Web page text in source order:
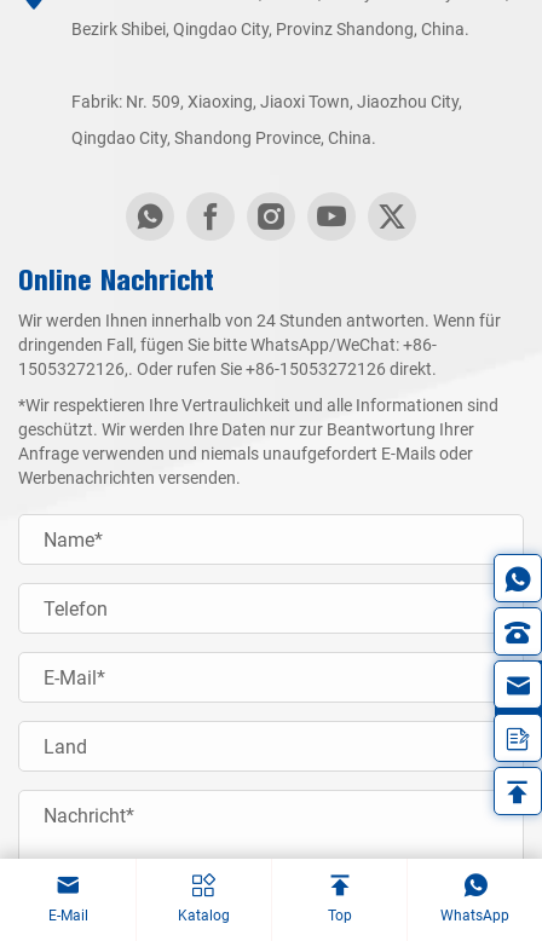
Bezirk Shibei, Qingdao City, Provinz Shandong, China.
Fabrik: Nr. 509, Xiaoxing, Jiaoxi Town, Jiaozhou City,
Qingdao City, Shandong Province, China.
Online Nachricht
Wir werden Ihnen innerhalb von 24 Stunden antworten. Wenn für
dringenden Fall, fügen Sie bitte WhatsApp/WeChat:+86-
15053272126,. Oder rufen Sie+86-15053272126 direkt.
*Wir respektieren Ihre Vertraulichkeit und alle Informationen sind
geschützt. Wir werden Ihre Daten nur zur Beantwortung Ihrer
Anfrage verwenden und niemals unaufgefordert E-Mails oder
Werbenachrichten versenden.
E-Mail Katalog Top WhatsApp